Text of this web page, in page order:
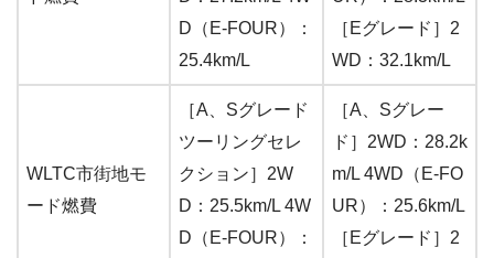
D（E-FOUR）：
25.4km/L
［Eグレード］2
WD：32.1km/L
WLTC市街地モ
ード燃費
［A、Sグレード
ツーリングセレ
クション］2W
D：25.5km/L 4W
D（E-FOUR）：
［A、Sグレー
ド］2WD：28.2k
m/L 4WD（E-FO
UR）：25.6km/L
［Eグレード］2